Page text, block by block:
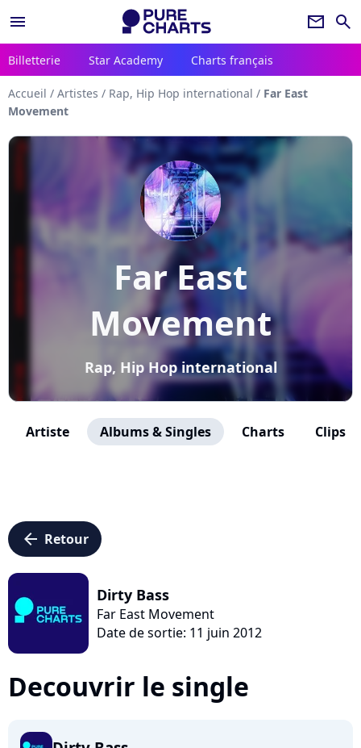
menu newsletter search
Billetterie Star Academy Charts français
Accueil / Artistes / Rap, Hip Hop international / Far East
Movement
Far East
Movement
Rap, Hip Hop international
Artiste Albums & Singles Charts Clips
arrow_left Retour
Dirty Bass
Far East Movement
Date de sortie: 11 juin 2012
Decouvrir le single